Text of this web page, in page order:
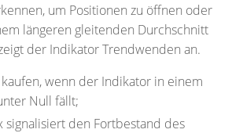
um Positionen zu öffnen oder
längeren gleitenden Durchschnitt
der Indikator Trendwenden an.
kaufen, wenn der Indikator in einem
Null fällt;
signalisiert den Fortbestand des